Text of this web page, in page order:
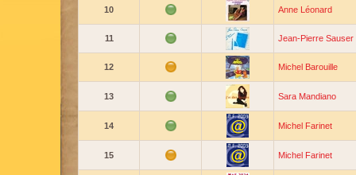
10 Anne Léonard
11 Jean-Pierre Sauser
12 Michel Barouille
13 Sara Mandiano
14 Michel Farinet
15 Michel Farinet